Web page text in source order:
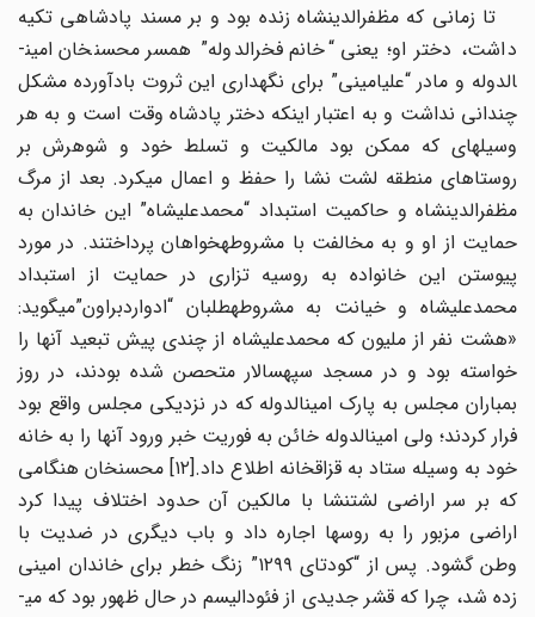
تا زمانی که مظفرالدین­شاه زنده بود و بر مسند پادشاهی تکیه
داشت، دختر او؛ یعنی “خانم فخرالدوله” همسر محسن­خان امین­
الدوله و مادر “علی­امینی” برای نگهداری این ثروت بادآورده مشکل
چندانی نداشت و به اعتبار اینکه دختر پادشاه وقت است و به هر
وسیله­ای که ممکن بود مالکیت و تسلط خود و شوهرش بر
روستاهای منطقه لشت نشا را حفظ و اعمال می­کرد. بعد از مرگ
مظفرالدین­شاه و حاکمیت استبداد “محمدعلی­شاه” این خاندان به
حمایت از او و به مخالفت با مشروطه­خواهان پرداختند. در مورد
پیوستن این خانواده به روسیه تزاری در حمایت از استبداد
محمدعلی­شاه و خیانت به مشروطه­طلبان “ادوارد­براون”می­گوید:
«هشت نفر از ملیون که محمدعلی­شاه از چندی پیش تبعید آن­ها را
خواسته بود و در مسجد سپهسالار متحصن شده بودند، در روز
بمباران مجلس به پارک امین­الدوله که در نزدیکی مجلس واقع بود
فرار کردند؛ ولی امین­الدوله خائن به فوریت خبر ورود آن­ها را به خانه
خود به وسیله ستاد به قزاقخانه اطلاع داد.[۱۲] محسن­خان هنگامی
که بر سر اراضی لشت­نشا با مالکین آن حدود اختلاف پیدا کرد
اراضی مزبور را به روس­ها اجاره داد و باب دیگری در ضدیت با
وطن گشود. پس از “کودتای ۱۲۹۹” زنگ خطر برای خاندان امینی
زده شد، چرا که قشر جدیدی از فئودالیسم در حال ظهور بود که می­